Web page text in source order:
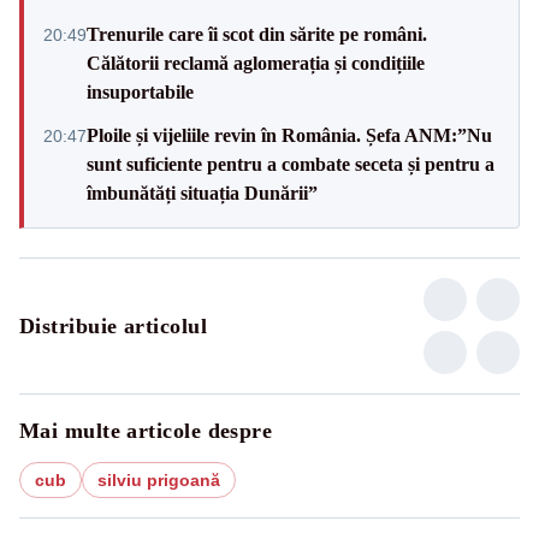
20:49Trenurile care îi scot din sărite pe români.
Călătorii reclamă aglomerația și condițiile
insuportabile
20:47Ploile și vijeliile revin în România. Șefa ANM:”Nu
sunt suficiente pentru a combate seceta și pentru a
îmbunătăți situația Dunării”
Distribuie articolul
Mai multe articole despre
cub silviu prigoană